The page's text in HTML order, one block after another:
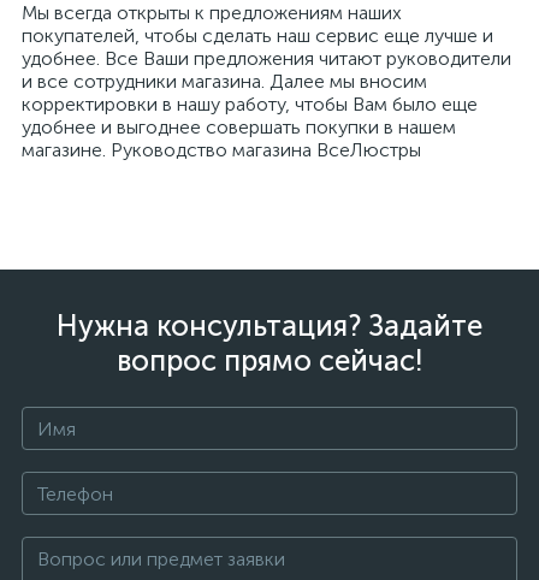
Мы всегда открыты к предложениям наших
покупателей, чтобы сделать наш сервис еще лучше и
удобнее. Все Ваши предложения читают руководители
и все сотрудники магазина. Далее мы вносим
корректировки в нашу работу, чтобы Вам было еще
удобнее и выгоднее совершать покупки в нашем
магазине. Руководство магазина ВсеЛюстры
Нужна консультация? Задайте
вопрос прямо сейчас!